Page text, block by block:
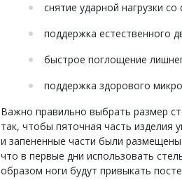
снятие ударной нагрузки со
поддержка естественного
быстрое поглощение
поддержка здорового
Важно правильно выбрать размер
так, чтобы пяточная часть изделия
и запененные части были
что в первые дни использовать
образом ноги будут привыкать